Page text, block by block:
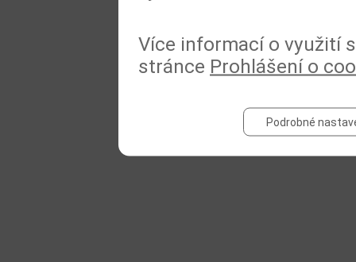
Více informací o využití
stránce Prohlášení o
Podrobné